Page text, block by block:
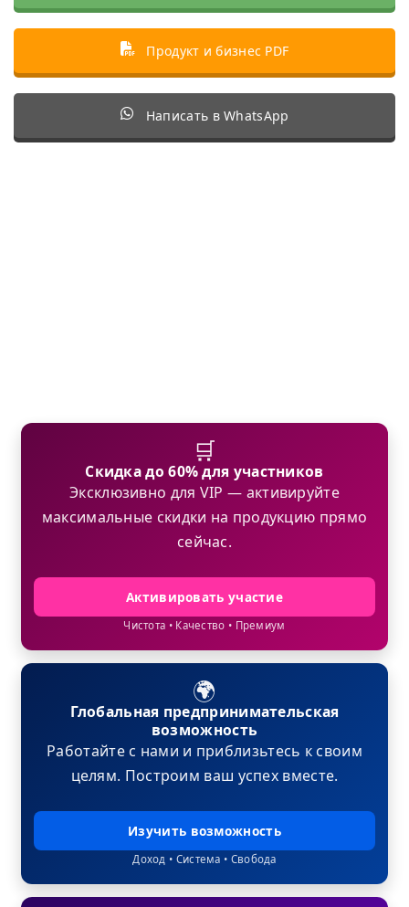
Продукт и бизнес PDF
Написать в WhatsApp
🛒
Скидка до 60% для участников
Эксклюзивно для VIP — активируйте
максимальные скидки на продукцию прямо
сейчас.
Активировать участие
Чистота • Качество • Премиум
🌍
Глобальная предпринимательская
возможность
Работайте с нами и приблизьтесь к своим
целям. Построим ваш успех вместе.
Изучить возможность
Доход • Система • Свобода